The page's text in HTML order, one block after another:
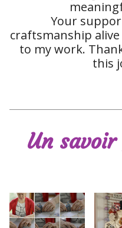
Your
craftsmanship
to my work.
this
Un